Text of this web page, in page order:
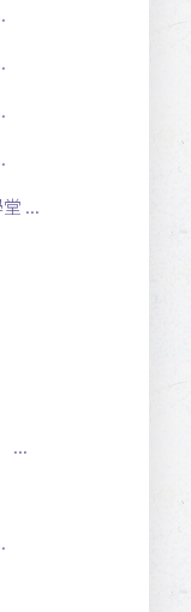
...
...